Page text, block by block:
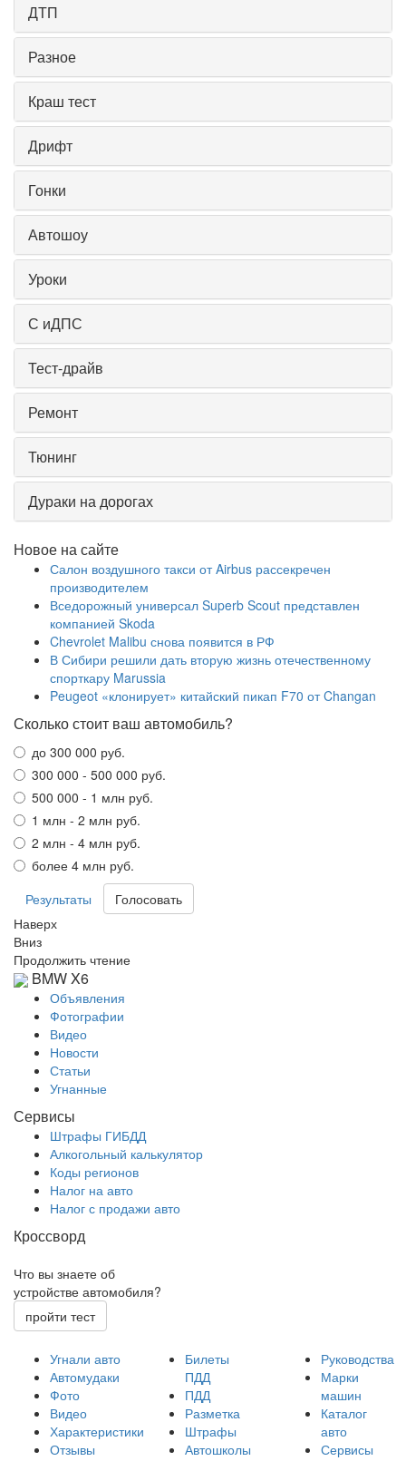
ДТП
Разное
Краш тест
Дрифт
Гонки
Автошоу
Уроки
С иДПС
Тест-драйв
Ремонт
Тюнинг
Дураки на дорогах
Новое на сайте
Салон воздушного такси от Airbus рассекречен
производителем
Вседорожный универсал Superb Scout представлен
компанией Skoda
Chevrolet Malibu снова появится в РФ
В Сибири решили дать вторую жизнь отечественному
спорткару Marussia
Peugeot «клонирует» китайский пикап F70 от Changan
Сколько стоит ваш автомобиль?
до 300 000 руб.
300 000 - 500 000 руб.
500 000 - 1 млн руб.
1 млн - 2 млн руб.
2 млн - 4 млн руб.
более 4 млн руб.
Результаты
Наверх
Вниз
Продолжить чтение
BMW X6
Объявления
Фотографии
Видео
Новости
Статьи
Угнанные
Сервисы
Штрафы ГИБДД
Алкогольный калькулятор
Коды регионов
Налог на авто
Налог с продажи авто
Кроссворд
Что вы знаете об
устройстве автомобиля?
пройти тест
Угнали авто
Автомудаки
Фото
Видео
Характеристики
Отзывы
Билеты
ПДД
ПДД
Разметка
Штрафы
Автошколы
Руководства
Марки
машин
Каталог
авто
Сервисы